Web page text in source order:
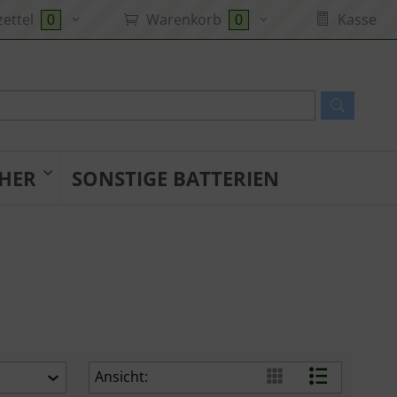
0 Warenkorb 0 Kasse
SONSTIGE BATTERIEN
Ansicht: